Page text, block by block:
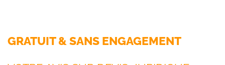
GRATUIT & SANS ENGAGEMENT